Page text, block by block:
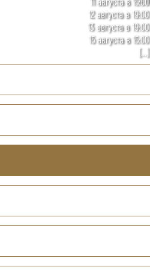
12 августа в 19:00
13 августа в 19:00
15 августа в 15:00
[...]